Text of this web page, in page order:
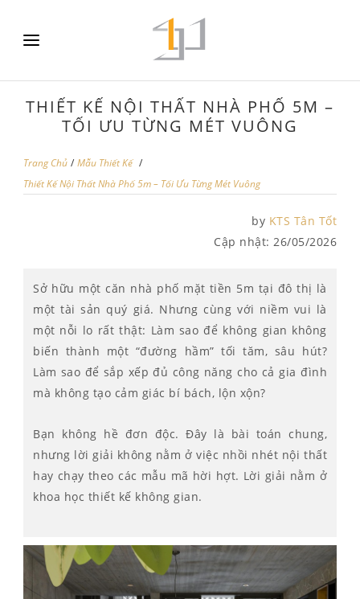
THIẾT KẾ NỘI THẤT NHÀ PHỐ 5M –
TỐI ƯU TỪNG MÉT VUÔNG
Trang Chủ / Mẫu Thiết Kế /
Thiết Kế Nội Thất Nhà Phố 5m – Tối Ưu Từng Mét Vuông
by KTS Tân Tốt
Cập nhật: 26/05/2026
Sở hữu một căn nhà phố mặt tiền 5m tại đô thị là
một tài sản quý giá. Nhưng cùng với niềm vui là
một nỗi lo rất thật: Làm sao để không gian không
biến thành một “đường hầm” tối tăm, sâu hút?
Làm sao để sắp xếp đủ công năng cho cả gia đình
mà không tạo cảm giác bí bách, lộn xộn?
Bạn không hề đơn độc. Đây là bài toán chung,
nhưng lời giải không nằm ở việc nhồi nhét nội thất
hay chạy theo các mẫu mã hời hợt. Lời giải nằm ở
khoa học thiết kế không gian.